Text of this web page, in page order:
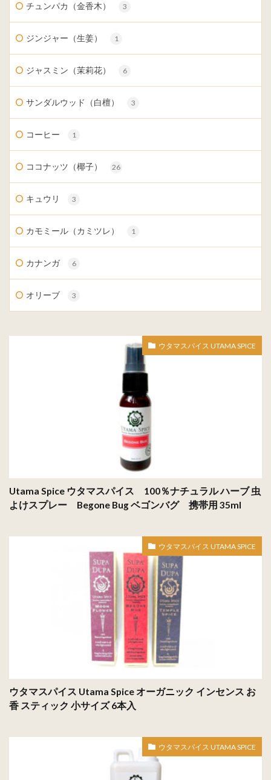
チュンパカ（金香木） 3
ジンジャー（生姜） 1
ジャスミン（茉莉花） 6
サンダルウッド（白檀） 3
コーヒー 1
ココナッツ（椰子） 26
キュウリ 3
カモミール（カミツレ） 1
カナンガ 6
オリーブ 3
ウタマスパイス UTAMA SPICE
Utama Spice ウタマスパイス 100％ナチュラル ハーブ 虫
よけスプレー Begone Bug ベゴンバグ 携帯用 35ml
ウタマスパイス UTAMA SPICE
ウタマスパイス Utama Spice オーガニック インセンス お
香 スティック 小サイズ 6本入
ウタマスパイス UTAMA SPICE